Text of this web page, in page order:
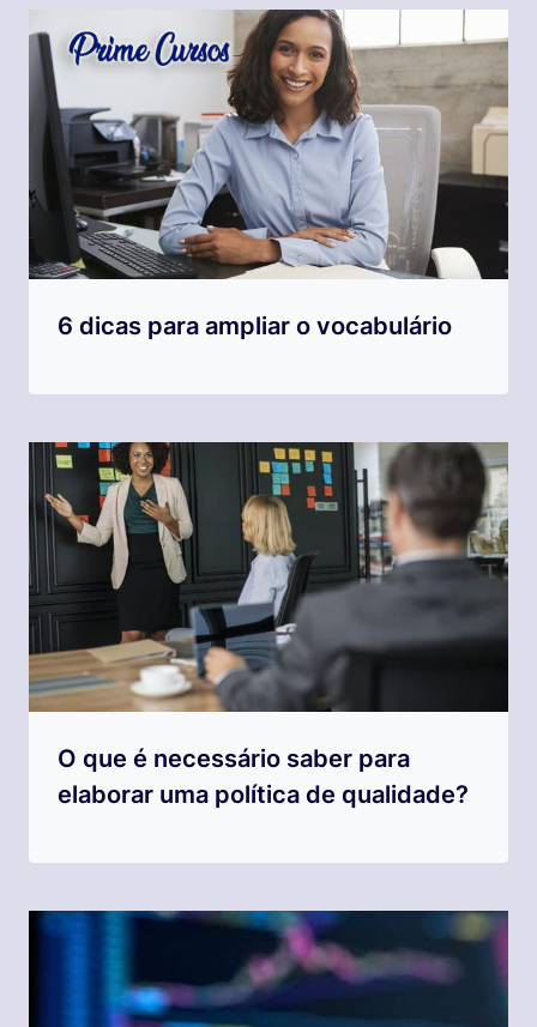
6 dicas para ampliar o vocabulário
O que é necessário saber para
elaborar uma política de qualidade?